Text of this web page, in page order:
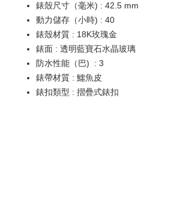
錶殼尺寸（毫米) : 42.5 mm
動力儲存（小時) : 40
錶殼材質 : 18K玫瑰金
錶面 : 透明藍寶石水晶玻璃
防水性能（巴) : 3
錶帶材質 : 鱷魚皮
錶扣類型 : 摺疊式錶扣